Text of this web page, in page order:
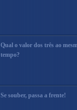
Qual o valor dos três ao
tempo?
Se souber, passa a frente!